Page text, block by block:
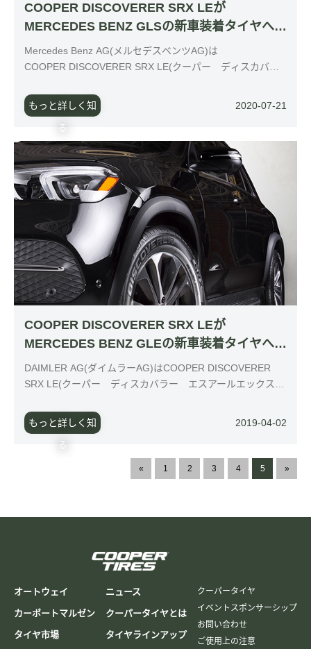
COOPER DISCOVERER SRX LEが
MERCEDES BENZ GLSの新車装着タイヤへ採
用
Mercedes Benz AG(メルセデスベンツAG)は
COOPER DISCOVERER SRX LE(クーパー ディスカバラ
世代フルサイズSUVとなるMERCEDES BENZ GLS(メルセ
デスベンツ ジーエルエス)への新車装着（OE）タイヤとし
て採用されました。
もっと詳しく知
る
2020-07-21
COOPER DISCOVERER SRX LEが
MERCEDES BENZ GLEの新車装着タイヤへ採
用
DAIMLER AG(ダイムラーAG)はCOOPER DISCOVERER
SRX LE(クーパー ディスカバラー エスアールエックスエ
されたMERCEDES BENZ GLE(メルセデスベンツ ジーエ
ルイー)の新車装着（OE）タイヤとして採用されました。
もっと詳しく知
る
2019-04-02
« 1 2 3 4 5 »
オートウェイ
カーポートマルゼン
タイヤ市場
ニュース
クーパータイヤとは
タイヤラインアップ
クーパータイヤ
イベントスポンサーシップ
お問い合わせ
ご使用上の注意